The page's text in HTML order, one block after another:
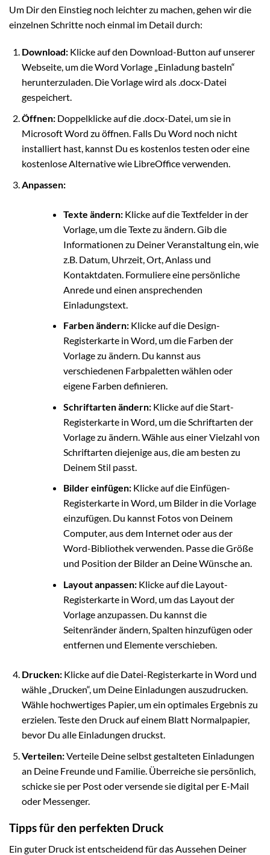
Um Dir den Einstieg noch leichter zu machen, gehen wir die
einzelnen Schritte noch einmal im Detail durch:
Download:Klicke auf den Download-Button auf unserer
Webseite, um die Word Vorlage „Einladung basteln“
herunterzuladen. Die Vorlage wird als .docx-Datei
gespeichert.
Öffnen:Doppelklicke auf die .docx-Datei, um sie in
Microsoft Word zu öffnen. Falls Du Word noch nicht
installiert hast, kannst Du es kostenlos testen oder eine
kostenlose Alternative wie LibreOffice verwenden.
Anpassen:
Texte ändern:Klicke auf die Textfelder in der
Vorlage, um die Texte zu ändern. Gib die
Informationen zu Deiner Veranstaltung ein, wie
z.B. Datum, Uhrzeit, Ort, Anlass und
Kontaktdaten. Formuliere eine persönliche
Anrede und einen ansprechenden
Einladungstext.
Farben ändern:Klicke auf die Design-
Registerkarte in Word, um die Farben der
Vorlage zu ändern. Du kannst aus
verschiedenen Farbpaletten wählen oder
eigene Farben definieren.
Schriftarten ändern:Klicke auf die Start-
Registerkarte in Word, um die Schriftarten der
Vorlage zu ändern. Wähle aus einer Vielzahl von
Schriftarten diejenige aus, die am besten zu
Deinem Stil passt.
Bilder einfügen:Klicke auf die Einfügen-
Registerkarte in Word, um Bilder in die Vorlage
einzufügen. Du kannst Fotos von Deinem
Computer, aus dem Internet oder aus der
Word-Bibliothek verwenden. Passe die Größe
und Position der Bilder an Deine Wünsche an.
Layout anpassen:Klicke auf die Layout-
Registerkarte in Word, um das Layout der
Vorlage anzupassen. Du kannst die
Seitenränder ändern, Spalten hinzufügen oder
entfernen und Elemente verschieben.
Drucken:Klicke auf die Datei-Registerkarte in Word und
wähle „Drucken“, um Deine Einladungen auszudrucken.
Wähle hochwertiges Papier, um ein optimales Ergebnis zu
erzielen. Teste den Druck auf einem Blatt Normalpapier,
bevor Du alle Einladungen druckst.
Verteilen:Verteile Deine selbst gestalteten Einladungen
an Deine Freunde und Familie. Überreiche sie persönlich,
schicke sie per Post oder versende sie digital per E-Mail
oder Messenger.
Tipps für den perfekten Druck
Ein guter Druck ist entscheidend für das Aussehen Deiner